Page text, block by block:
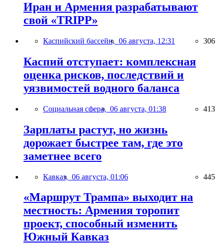
Иран и Армения разрабатывают
свой «TRIPP»
Каспийский бассейн, 06 августа, 12:31 306
Каспий отступает: комплексная
оценка рисков, последствий и
уязвимостей водного баланса
Социальная сфера, 06 августа, 01:38 413
Зарплаты растут, но жизнь
дорожает быстрее там, где это
заметнее всего
Кавказ, 06 августа, 01:06 445
«Маршрут Трампа» выходит на
местность: Армения торопит
проект, способный изменить
Южный Кавказ